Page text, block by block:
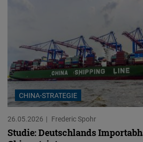
CHINA-STRATEGIE
26.05.2026 Frederic Spohr
Studie: Deutschlands